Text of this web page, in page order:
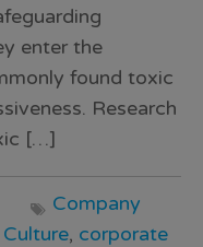
enter the
found toxic
Research
[…]
Company
Culture, corporate